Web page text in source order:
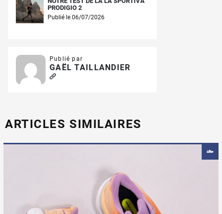
PRODIGIO 2
Publié le 06/07/2026
Publié par
GAËL TAILLANDIER
ARTICLES SIMILAIRES